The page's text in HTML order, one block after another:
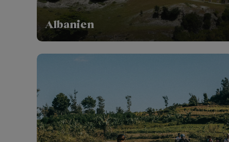
Albanien